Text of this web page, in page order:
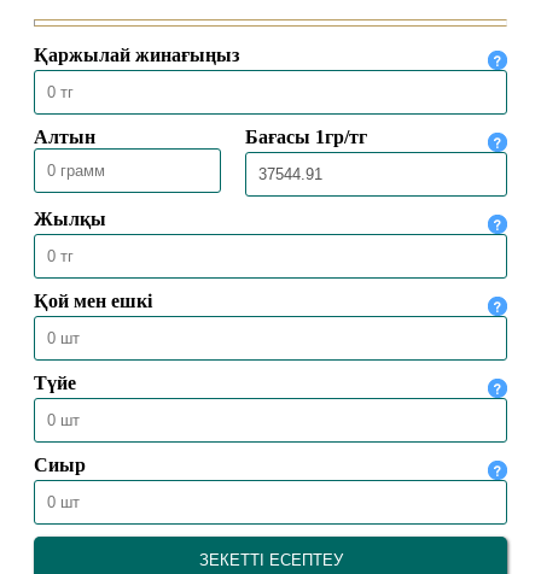
28.09.2021 21916
БІЛІМ ІЗДЕНУ (ПАЙДАЛЫ ІЛІМ)
26.08.2021